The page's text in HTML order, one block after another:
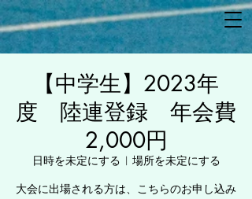
【中学生】2023年
度 陸連登録 年会費
2,000円
日時を未定にする 場所を未定にする
大会に出場される方は、こちらのお申し込み